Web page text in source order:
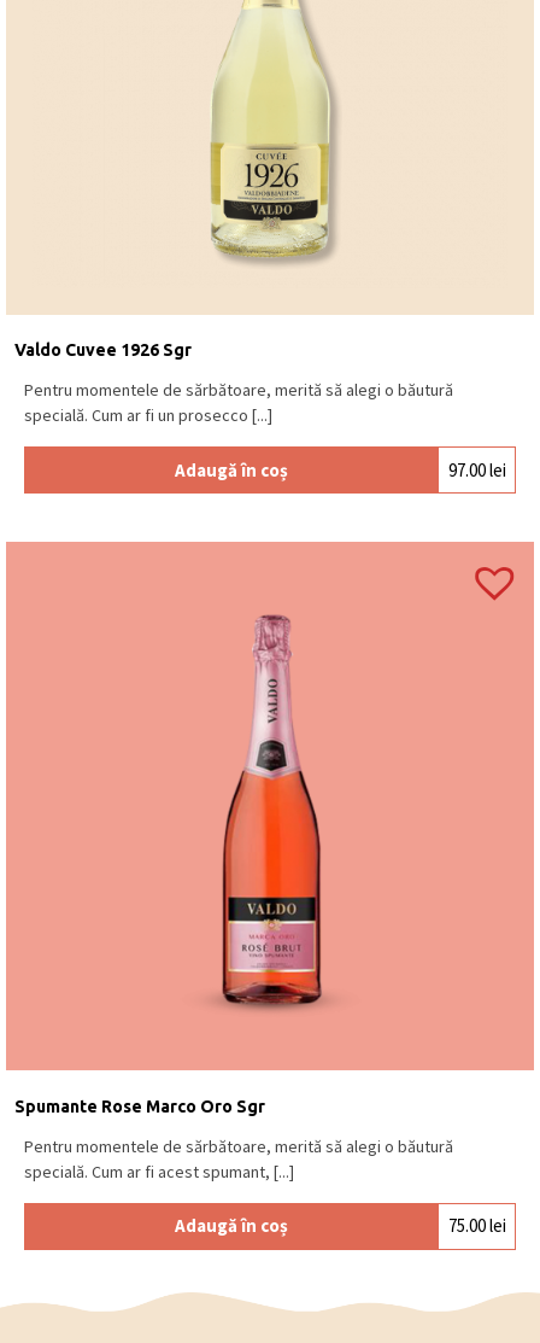
Valdo Cuvee 1926 Sgr
Pentru momentele de sărbătoare, merită să alegi o băutură
specială. Cum ar fi un prosecco [...]
Adaugă în coș 97.00lei
Spumante Rose Marco Oro Sgr
Pentru momentele de sărbătoare, merită să alegi o băutură
specială. Cum ar fi acest spumant, [...]
Adaugă în coș 75.00lei